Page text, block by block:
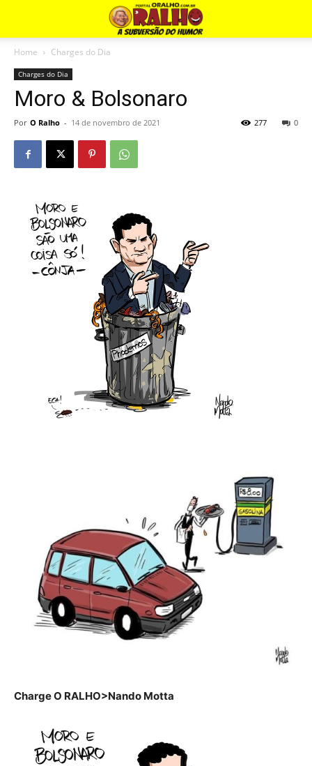
Home Charges do Dia
Charges do Dia
Moro & Bolsonaro
Por O Ralho - 14 de novembro de 2021 0
277
Charge O RALHO>Nando Motta